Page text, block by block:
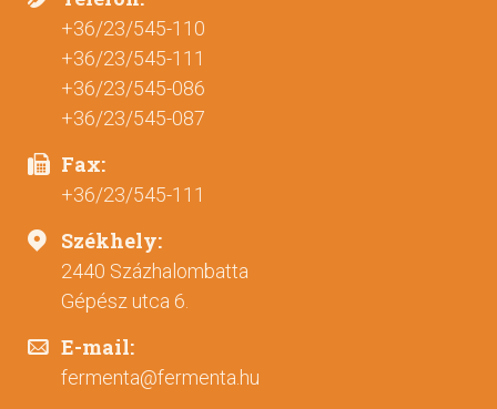
+36/23/545-110
+36/23/545-111
+36/23/545-086
+36/23/545-087
Fax:
+36/23/545-111
Székhely:
2440 Százhalombatta
Gépész utca 6.
E-mail:
fermenta@fermenta.hu